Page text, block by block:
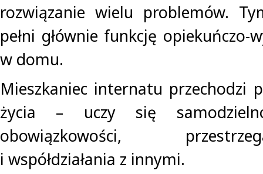
rozwiązanie wielu problemów.
pełni głównie funkcję opiekuńczo-
w domu.
Mieszkaniec internatu przechodzi
życia – uczy się
obowiązkowości,
i współdziałania z innymi.